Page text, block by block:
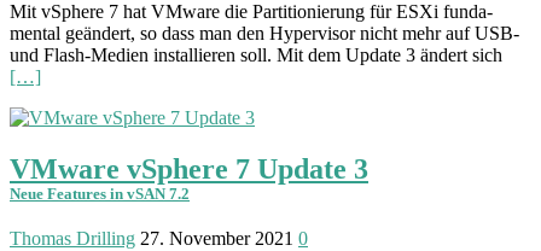
Mit vSphere 7 hat VMware die Parti­tionierung für ESXi funda­
mental geän­dert, so dass man den Hyper­visor nicht mehr auf USB-
und Flash-Medien instal­lieren soll. Mit dem Update 3 ändert sich
[…]
VMware vSphere 7 Update 3
Neue Features in vSAN 7.2
Thomas Drilling 27. November 2021 0